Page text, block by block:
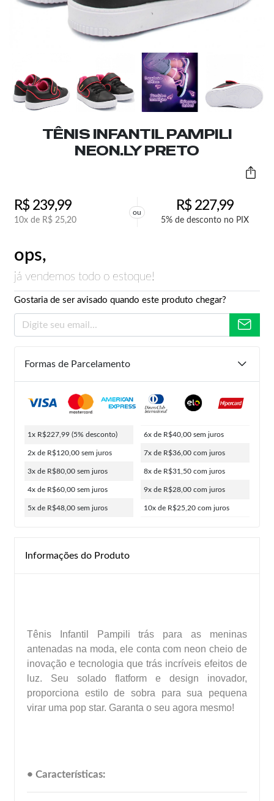
TÊNIS INFANTIL PAMPILI
NEON.LY PRETO
R$239,99
10x de R$ 25,20
ou R$227,99
5% de desconto no PIX
ops,
já vendemos todo o estoque!
Gostaria de ser avisado quando este produto chegar?
Formas de Parcelamento
1x R$227,99 (5% desconto)
2x de R$120,00 sem juros
3x de R$80,00 sem juros
4x de R$60,00 sem juros
5x de R$48,00 sem juros
6x de R$40,00 sem juros
7x de R$36,00 com juros
8x de R$31,50 com juros
9x de R$28,00 com juros
10x de R$25,20 com juros
Informações do Produto
Tênis Infantil Pampili trás para as meninas
antenadas na moda, ele conta com neon cheio de
inovação e tecnologia que trás incríveis efeitos de
luz. Seu solado flatform e design inovador,
proporciona estilo de sobra para sua pequena
virar uma pop star. Garanta o seu agora mesmo!
• Características: